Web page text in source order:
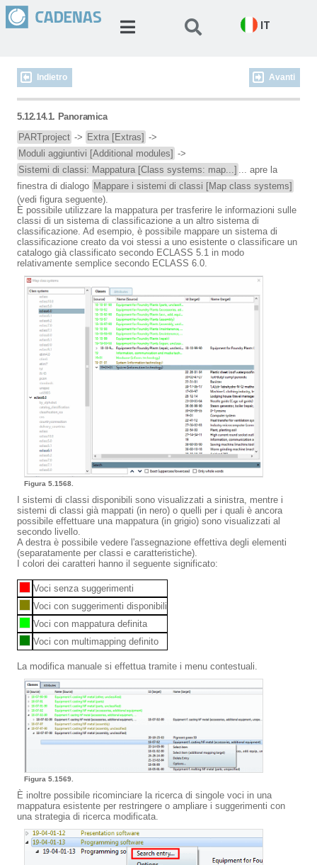
IT
Indietro Avanti
5.12.14.1. Panoramica
PARTproject -> Extra [Extras] ->
Moduli aggiuntivi [Additional modules] ->
Sistemi di classi: Mappatura [Class systems: map...] ... apre la
finestra di dialogo Mappare i sistemi di classi [Map class systems]
(vedi figura seguente).
È possibile utilizzare la mappatura per trasferire le informazioni sulle
classi di un sistema di classificazione a un altro sistema di
classificazione. Ad esempio, è possibile mappare un sistema di
classificazione creato da voi stessi a uno esistente o classificare un
catalogo già classificato secondo ECLASS 5.1 in modo
relativamente semplice secondo ECLASS 6.0.
Figura 5.1568.
I sistemi di classi disponibili sono visualizzati a sinistra, mentre i
sistemi di classi già mappati (in nero) o quelli per i quali è ancora
possibile effettuare una mappatura (in grigio) sono visualizzati al
secondo livello.
A destra è possibile vedere l'assegnazione effettiva degli elementi
(separatamente per classi e caratteristiche).
I colori dei caratteri hanno il seguente significato:
Voci senza suggerimenti
Voci con suggerimenti disponibili
Voci con mappatura definita
Voci con multimapping definito
La modifica manuale si effettua tramite i menu contestuali.
Figura 5.1569.
È inoltre possibile ricominciare la ricerca di singole voci in una
mappatura esistente per restringere o ampliare i suggerimenti con
una strategia di ricerca modificata.